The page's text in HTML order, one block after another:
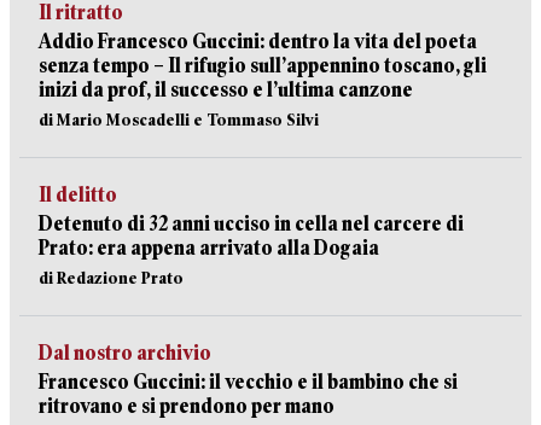
Il ritratto
Addio Francesco Guccini: dentro la vita del poeta
senza tempo – Il rifugio sull’appennino toscano, gli
inizi da prof, il successo e l’ultima canzone
di Mario Moscadelli e Tommaso Silvi
Il delitto
Detenuto di 32 anni ucciso in cella nel carcere di
Prato: era appena arrivato alla Dogaia
di Redazione Prato
Dal nostro archivio
Francesco Guccini: il vecchio e il bambino che si
ritrovano e si prendono per mano